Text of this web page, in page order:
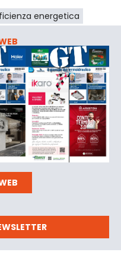
energetica